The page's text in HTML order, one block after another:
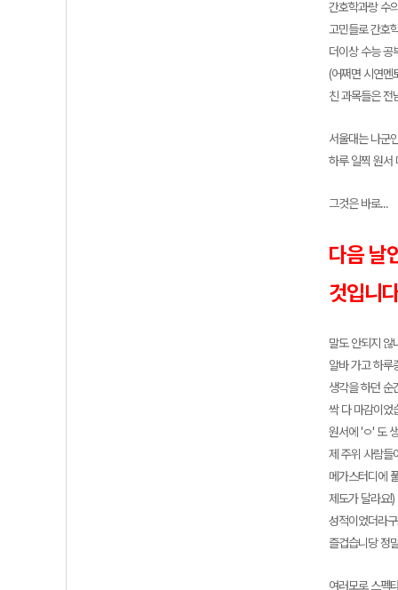
간호학과랑 수
고민들로 간호
더이상 수능 공
(어쩌면 시연멘
친 과목들은 전
서울대는 나군
하루 일찍 원서
그것은 바로...
다음 날
것입니
말도 안되지 않
알바 가고 하루
생각을 하던 순
싹 다 마감이었
원서에 'ㅇ' 도
제 주위 사람들
메가스터디에
제도가 달라요
성적이었더라
즐겁습니당 정
여러모로 스펙